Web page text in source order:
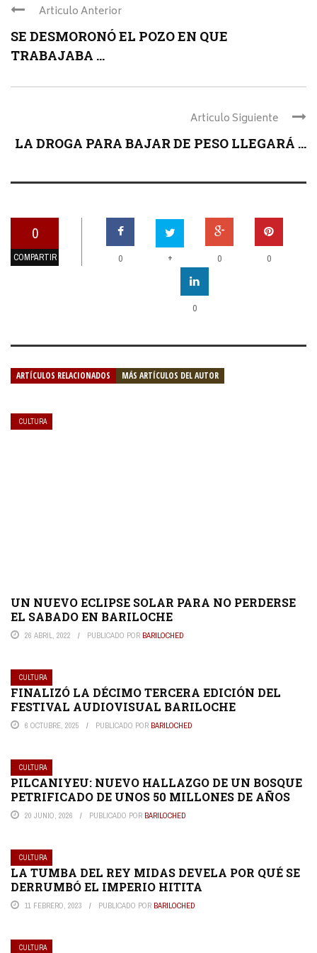
Articulo Anterior
SE DESMORONÓ EL POZO EN QUE
TRABAJABA ...
Articulo Siguiente
LA DROGA PARA BAJAR DE PESO LLEGARÁ ...
0
COMPARTIR 0 + 0 0
0
ARTÍCULOS RELACIONADOS MÁS ARTÍCULOS DEL AUTOR
CULTURA
UN NUEVO ECLIPSE SOLAR PARA NO PERDERSE
EL SABADO EN BARILOCHE
26 ABRIL, 2022 PUBLICADO POR BARILOCHED
CULTURA
FINALIZÓ LA DÉCIMO TERCERA EDICIÓN DEL
FESTIVAL AUDIOVISUAL BARILOCHE
6 OCTUBRE, 2025 PUBLICADO POR BARILOCHED
CULTURA
PILCANIYEU: NUEVO HALLAZGO DE UN BOSQUE
PETRIFICADO DE UNOS 50 MILLONES DE AÑOS
20 JUNIO, 2026 PUBLICADO POR BARILOCHED
CULTURA
LA TUMBA DEL REY MIDAS DEVELA POR QUÉ SE
DERRUMBÓ EL IMPERIO HITITA
11 FEBRERO, 2023 PUBLICADO POR BARILOCHED
CULTURA